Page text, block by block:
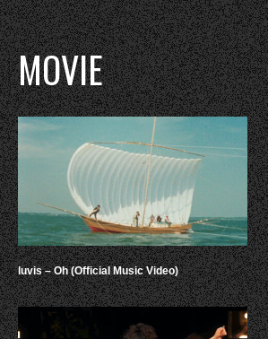
MOVIE
luvis – Oh (Official Music Video)